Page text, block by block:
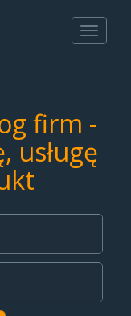
Toggle
firm -
usługę